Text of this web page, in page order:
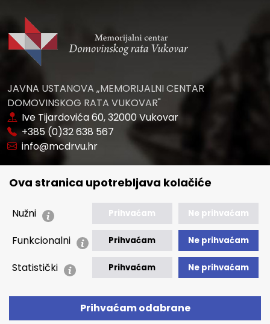
Ova stranica upotrebljava kolačiće
Nužni Prihvaćam Ne prihvaćam
Funkcionalni Prihvaćam Ne prihvaćam
Statistički Prihvaćam Ne prihvaćam
Prihvaćam odabrane
JAVNA USTANOVA „MEMORIJALNI CENTAR
DOMOVINSKOG RATA VUKOVAR"
Ive Tijardovića 60, 32000 Vukovar
+385 (0)32 638 567
info@mcdrvu.hr
🢒 Natječaji
🢒 Javna nabava
🢒 Izvještaji
🢒 Izjava o pristupačnosti